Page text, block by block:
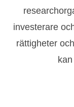
investerare
rättigheter